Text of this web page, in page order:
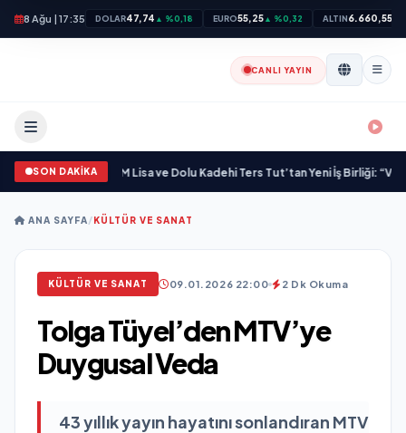
8 Ağu | 17:35 DOLAR47,74 ▲ %0,18 EURO55,25▲ %0,32 ALTIN6.660,55
CANLI YAYIN
SON DAKİKA
Kazandırdı•M Lisa ve Dolu Kadehi Ters Tut’tan Yeni İş Birliği: “Vişne”
ANA SAYFA/KÜLTÜR VE SANAT
KÜLTÜR VE SANAT 09.01.2026 22:00 2 Dk Okuma
Tolga Tüyel’den MTV’ye
Duygusal Veda
43 yıllık yayın hayatını sonlandıran MTV